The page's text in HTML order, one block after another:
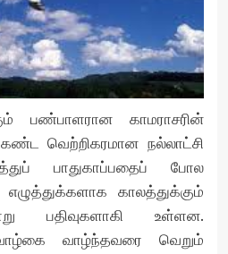
பண்பாளரான காமராசரின்
வெற்றிகரமான நல்லாட்சி
பாதுகாப்பதைப் போல
காலத்துக்கும்
பதிவுகளாகி உள்ளன.
வாழ்ந்தவரை வெறும்